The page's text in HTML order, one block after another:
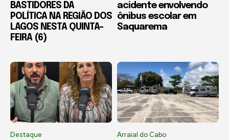
BASTIDORES DA
POLÍTICA NA REGIÃO DOS
LAGOS NESTA QUINTA-
FEIRA (6)
acidente envolvendo
ônibus escolar em
Saquarema
Destaque Arraial do Cabo